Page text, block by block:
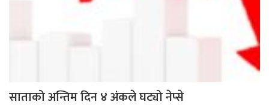
साताको अन्तिम दिन ४ अंकले घट्यो नेप्से